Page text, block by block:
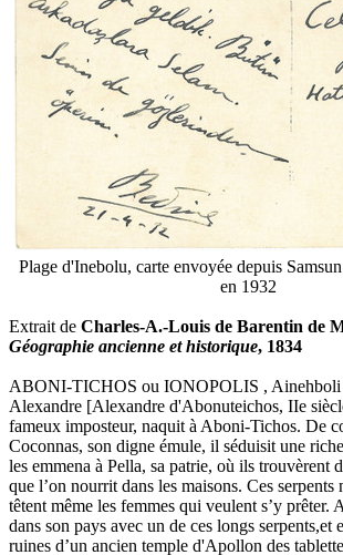
Plage d'Inebolu, carte envoyée depuis
en 1932
Extrait de Charles-A.-Louis de Barentin de
Géographie ancienne et historique, 1834
ABONI-TICHOS ou IONOPOLIS ,
Alexandre [Alexandre d'Abonuteichos, IIe
fameux imposteur, naquit à Aboni-Tichos. De
Coconnas, son digne émule, il séduisit une
les emmena à Pella, sa patrie, où ils trouvèrent
que l’on nourrit dans les maisons. Ces serpents
têtent même les femmes qui veulent s’y prêter.
dans son pays avec un de ces longs serpents,et
ruines d’un ancien temple d'Apollon des